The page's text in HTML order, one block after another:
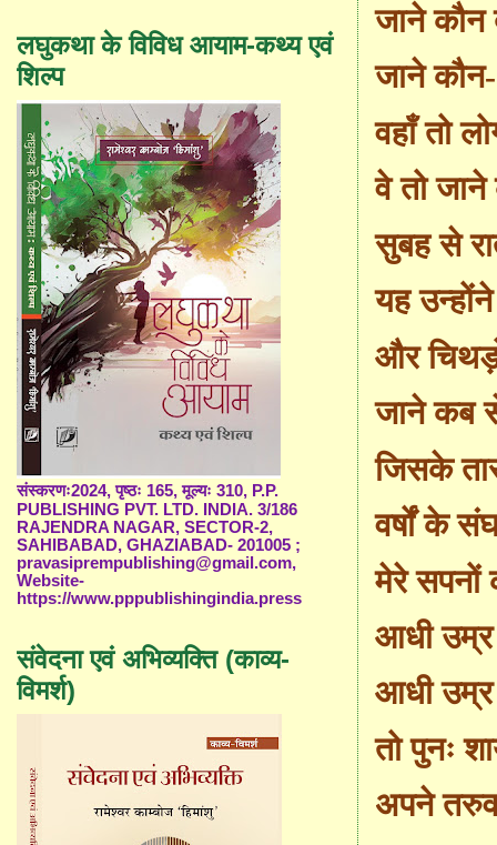
जाने कौन
जाने
वहाँ तो
वे तो
सुबह से
यह
और
जाने कब
जिसके
वर्षों के
मेरे सपनों
आधी उम्र
आधी
तो पुनः
अपने
लघुकथा के विविध आयाम-कथ्य एवं
शिल्प
संस्करणः2024, पृष्ठः 165, मूल्यः 310, P.P.
PUBLISHING PVT. LTD. INDIA. 3/186
RAJENDRA NAGAR, SECTOR-2,
SAHIBABAD, GHAZIABAD- 201005 ;
pravasiprempublishing@gmail.com,
Website-
https://www.pppublishingindia.press
संवेदना एवं अभिव्यक्ति (काव्य-
विमर्श)